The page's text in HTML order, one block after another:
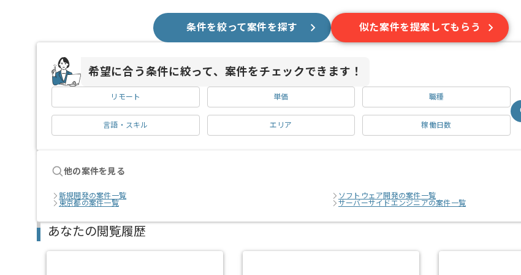
条件を絞って案件を探す 似た案件を提案してもらう
希望に合う条件に絞って、案件をチェックできます！
リモート 単価 職種
言語・スキル エリア 稼働日数
他の案件を見る
新規開発の案件一覧
ソフトウェア開発の案件一覧
東京都の案件一覧
サーバーサイドエンジニアの案件一覧
あなたの閲覧履歴